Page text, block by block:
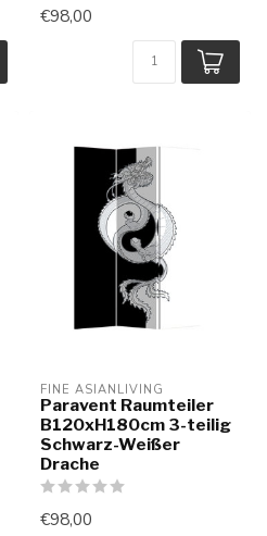
€98,00
FINE ASIANLIVING
Paravent Raumteiler
B120xH180cm 3-teilig
Schwarz-Weißer
Drache
€98,00